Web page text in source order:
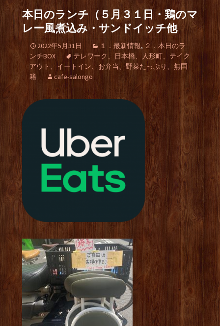
本日のランチ（５月３１日・鶏のマ
レー風煮込み・サンドイッチ他
2022年5月31日 １．最新情報, ２．本日のラ
ンチBOX
テレワーク、日本橋、人形町、テイク
アウト、イートイン、お弁当、野菜たっぷり、無国
籍
cafe-salongo